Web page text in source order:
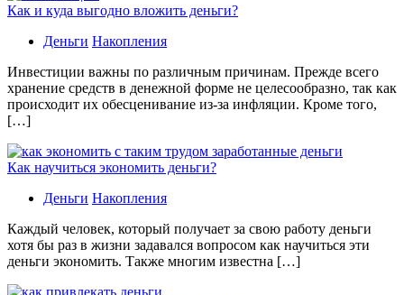
Как и куда выгодно вложить деньги?
Деньги Накопления
Инвестиции важны по различным причинам. Прежде всего
хранение средств в денежной форме не целесообразно, так как
происходит их обесценивание из-за инфляции. Кроме того,
[…]
Как научиться экономить деньги?
Деньги Накопления
Каждый человек, который получает за свою работу деньги
хотя бы раз в жизни задавался вопросом как научиться эти
деньги экономить. Также многим известна […]